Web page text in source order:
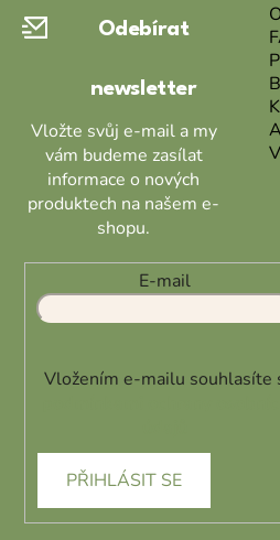
Odebírat
newsletter
Vložte svůj e-mail a my
vám budeme zasílat
informace o nových
produktech na našem e-
shopu.
E-mail
Vložením e-mailu souhlasíte
PŘIHLÁSIT SE